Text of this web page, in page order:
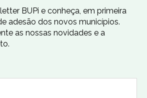
BUPi e conheça, em primeira
adesão dos novos municípios.
as nossas novidades e a